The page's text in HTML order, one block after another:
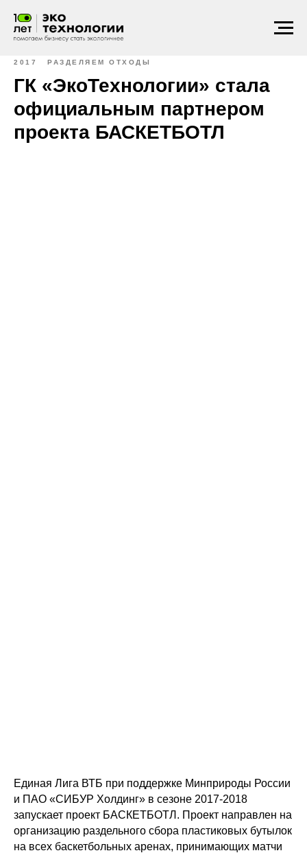
2017 РАЗДЕЛЯЕМ ОТХОДЫ
ГК «ЭкоТехнологии» стала
официальным партнером
проекта БАСКЕТБОТЛ
Единая Лига ВТБ при поддержке Минприроды России
и ПАО «СИБУР Холдинг» в сезоне 2017-2018
запускает проект БАСКЕТБОТЛ. Проект направлен на
организацию раздельного сбора пластиковых бутылок
на всех баскетбольных аренах, принимающих матчи